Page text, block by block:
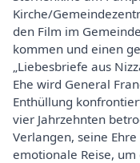
Kirche/
den Film im
kommen und einen
„Liebesbriefe aus
Ehe wird General
Enthüllung
vier Jahrzehnten
Verlangen, seine
emotionale Reise,